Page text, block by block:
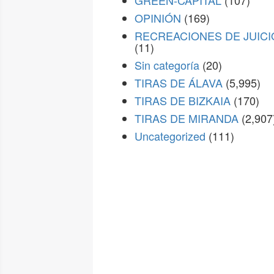
OPINIÓN (169)
RECREACIONES DE
(11)
Sin categoría (20)
TIRAS DE ÁLAVA (5,995)
TIRAS DE BIZKAIA (170)
TIRAS DE MIRANDA
Uncategorized (111)